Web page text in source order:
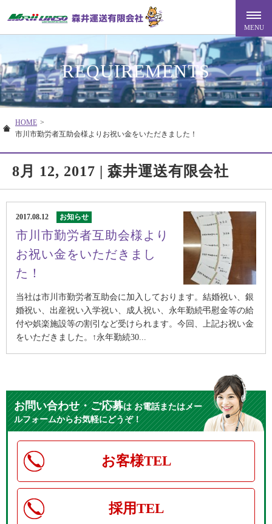
REQUIREMENTS
HOME >
市川市勤労者互助会様よりお祝い金をいただきました！
8月 12, 2017 | 森井運送有限会社
2017.08.12 お知らせ
市川市勤労者互助会様より
お祝い金をいただきまし
た！
当社は市川市勤労者互助会に加入しております。結婚祝い、銀
婚祝い、出産祝い入学祝い、成人祝い、永年勤続弔慰金等の給
付や娯楽施設等の割引など受けられます。今回、上記お祝い金
をいただきました。↑永年勤続30...
お問い合わせ・ご応募はお電話またはメー
ルフォームからお気軽にどうぞ！
お客様TEL
採用TEL